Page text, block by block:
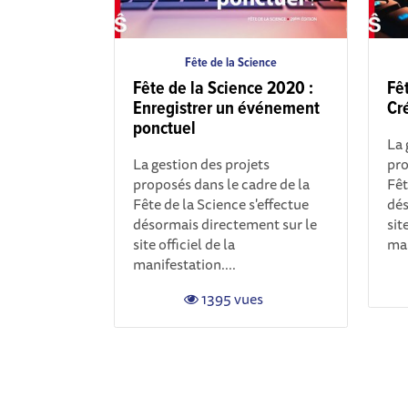
Fête de la Science
Fête de la Science 2020 :
Enregistrer un événement
ponctuel
La gestion des projets
proposés dans le cadre de la
Fête de la Science s'effectue
désormais directement sur le
site officiel de la
manifestation....
1395 vues
La